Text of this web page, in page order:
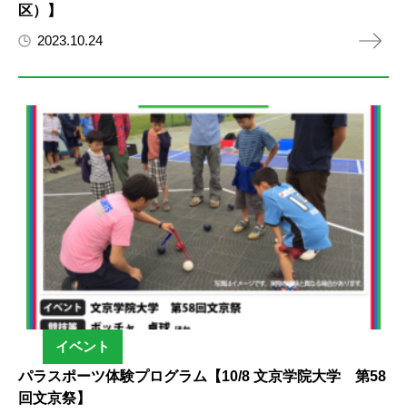
区）】
2023.10.24
イベント
パラスポーツ体験プログラム【10/8 文京学院大学 第58
回文京祭】